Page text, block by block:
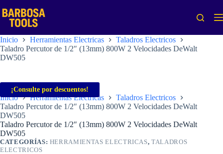
al
contenido
Inicio Herramientas Electricas
Taladros Electricos
Taladro Percutor de 1/2″ (13mm) 800W 2 Velocidades DeWalt
DW505
¡Consulte por descuentos!
Inicio Herramientas Electricas
Taladros Electricos
Taladro Percutor de 1/2″ (13mm) 800W 2 Velocidades DeWalt
DW505
Taladro Percutor de 1/2″ (13mm) 800W 2 Velocidades DeWalt
DW505
CATEGORÍAS: HERRAMIENTAS ELECTRICAS,TALADROS
ELECTRICOS